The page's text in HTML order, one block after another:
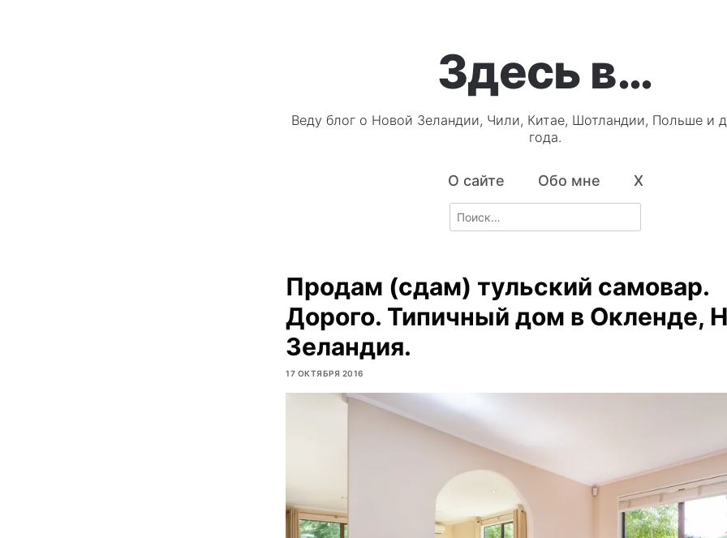
Здесь в…
Веду блог о Новой Зеландии, Чили, Китае, Шотландии, Польше и
года.
О сайте Обо мне X
Search
for:
Продам (сдам) тульский самовар.
Дорого. Типичный дом в Окленде,
Зеландия.
17 ОКТЯБРЯ 2016